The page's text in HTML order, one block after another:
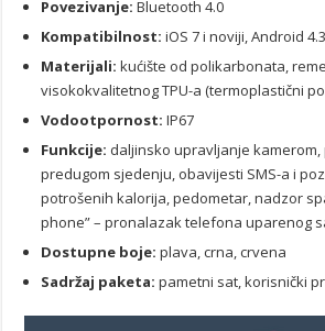
Povezivanje: Bluetooth 4.0
Kompatibilnost: iOS 7 i noviji, Android
Materijali: kućište od polikarbonata,
visokokvalitetnog TPU-a (termoplastični
Vodootpornost: IP67
Funkcije: daljinsko upravljanje
predugom sjedenju, obavijesti SMS-a i
potrošenih kalorija, pedometar, nadzor
phone” – pronalazak telefona uparenog
Dostupne boje: plava, crna, crvena
Sadržaj paketa: pametni sat, korisnički